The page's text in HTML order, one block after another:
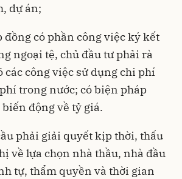
dự án;
đồng có phần công việc ký kết
ngoại tệ, chủ đầu tư phải rà
các công việc sử dụng chi phí
trong nước; có biện pháp
động về tỷ giá.
phải giải quyết kịp thời, thấu
về lựa chọn nhà thầu, nhà đầu
tự, thẩm quyền và thời gian